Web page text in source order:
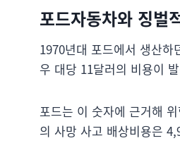
포드자동차와 징벌
1970년대 포드에서 생산
우 대당 11달러의 비용이
포드는 이 숫자에 근거해
의 사망 사고 배상비용은